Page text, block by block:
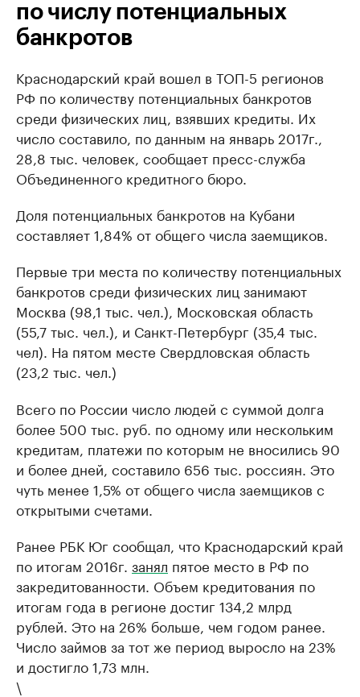
по числу потенциальных
банкротов
Краснодарский край вошел в ТОП-5 регионов
РФ по количеству потенциальных банкротов
среди физических лиц, взявших кредиты. Их
число составило, по данным на январь 2017г.,
28,8 тыс. человек, сообщает пресс-служба
Объединенного кредитного бюро.
Доля потенциальных банкротов на Кубани
составляет 1,84% от общего числа заемщиков.
Первые три места по количеству потенциальных
банкротов среди физических лиц занимают
Москва (98,1 тыс. чел.), Московская область
(55,7 тыс. чел.), и Санкт-Петербург (35,4 тыс.
чел). На пятом месте Свердловская область
(23,2 тыс. чел.)
Всего по России число людей с суммой долга
более 500 тыс. руб. по одному или нескольким
кредитам, платежи по которым не вносились 90
и более дней, составило 656 тыс. россиян. Это
чуть менее 1,5% от общего числа заемщиков с
открытыми счетами.
Ранее РБК Юг сообщал, что Краснодарский край
по итогам 2016г. занял пятое место в РФ по
закредитованности. Объем кредитования по
итогам года в регионе достиг 134,2 млрд
рублей. Это на 26% больше, чем годом ранее.
Число займов за тот же период выросло на 23%
и достигло 1,73 млн.
\